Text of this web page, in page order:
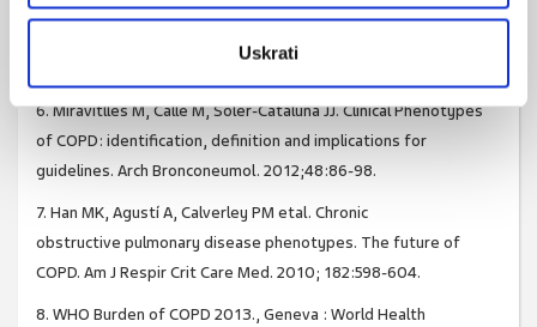
Uskrati
6. Miravitlles M, Calle M, Soler-Cataluña JJ. Clinical Phenotypes
of COPD: identification, definition and implications for
guidelines. Arch Bronconeumol. 2012;48:86-98.
7. Han MK, Agustí A, Calverley PM etal. Chronic
obstructive pulmonary disease phenotypes. The future of
COPD. Am J Respir Crit Care Med. 2010; 182:598-604.
8. WHO Burden of COPD 2013., Geneva : World Health